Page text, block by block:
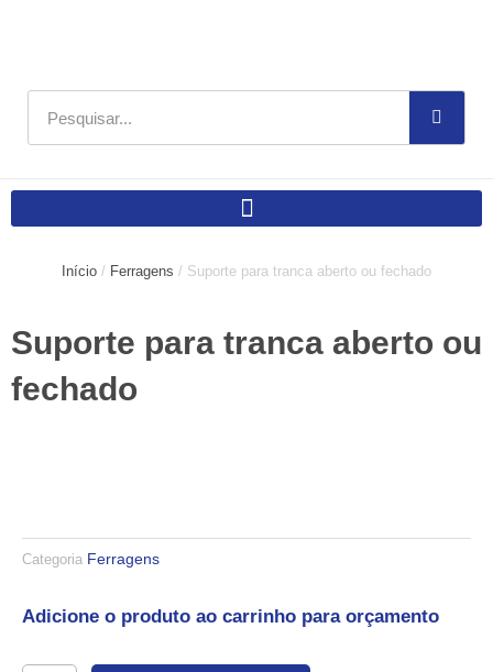
Pesquisar
Início / Ferragens / Suporte para tranca aberto ou fechado
Suporte para tranca aberto ou
fechado
Categoria Ferragens
Adicione o produto ao carrinho para orçamento